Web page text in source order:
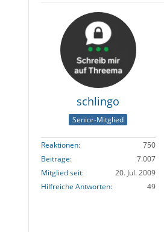
schlingo
Senior-Mitglied
Reaktionen
750
Beiträge
7.007
Mitglied seit
20. Jul. 2009
Hilfreiche Antworten
49